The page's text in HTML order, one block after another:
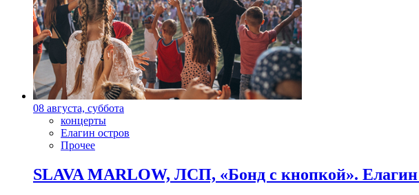
08 августа, суббота
концерты
Елагин остров
Прочее
SLAVA MARLOW, ЛСП, «Бонд с кнопкой».